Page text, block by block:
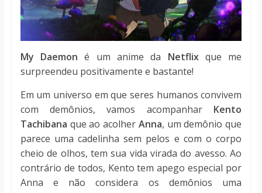
My Daemon é um anime da Netflixque me
surpreendeu positivamente e bastante!
Em um universo em que seres humanos convivem
com demônios, vamos acompanhar
Kento
Tachibana que ao acolher Anna, um demônio que
parece uma cadelinha sem pelos e com o corpo
cheio de olhos, tem sua vida virada do avesso. Ao
contrário de todos, Kento tem apego especial por
Anna e não considera os demônios uma